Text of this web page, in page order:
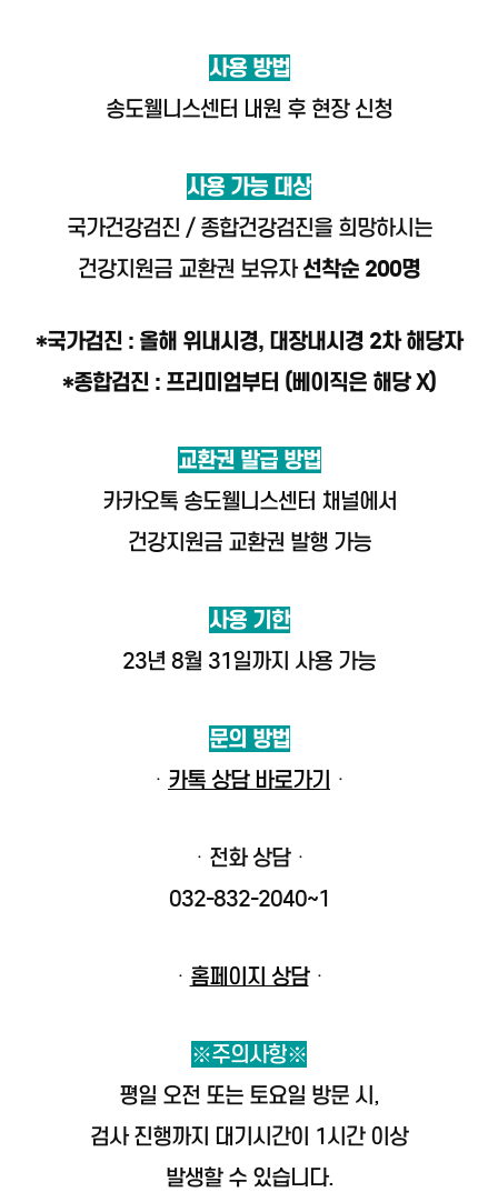
사용 방법
송도웰니스센터 내원 후 현장 신청
사용 가능 대상
국가건강검진 / 종합건강검진을 희망하시는
건강지원금 교환권 보유자 선착순 200명
*국가검진 : 올해 위내시경, 대장내시경 2차 해당자
*종합검진 : 프리미엄부터 (베이직은 해당 X)
교환권 발급 방법
카카오톡 송도웰니스센터 채널에서
건강지원금 교환권 발행 가능
사용 기한
23년 8월 31일까지 사용 가능
문의 방법
ㆍ 카톡 상담 바로가기 ㆍ
ㆍ 전화 상담ㆍ
032-832-2040~1
ㆍ 홈페이지 상담ㆍ
※주의사항※
평일 오전 또는 토요일 방문 시,
검사 진행까지 대기시간이 1시간 이상
발생할 수 있습니다.